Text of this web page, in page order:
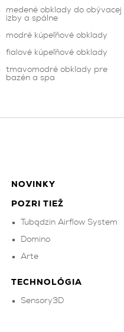
medené obklady do obývacej
izby a spálne
modré kúpeľňové obklady
fialové kúpeľňové obklady
tmavomodré obklady pre
bazén a spa
NOVINKY
POZRI TIEŽ
Tubądzin Airflow System
Domino
Arte
TECHNOLÓGIA
Sensory3D